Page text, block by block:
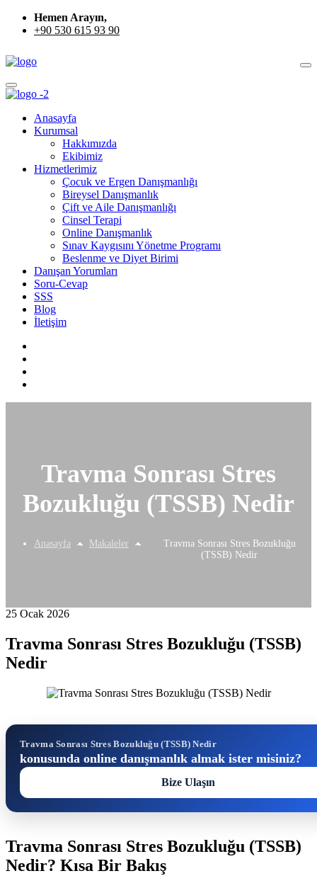
Hemen Arayın,
+90 530 615 93 90
Anasayfa
Kurumsal
Hakkımızda
Ekibimiz
Hizmetlerimiz
Çocuk ve Ergen Danışmanlığı
Bireysel Danışmanlık
Çift ve Aile Danışmanlığı
Cinsel Terapi
Online Danışmanlık
Sınav Kaygısını Yönetme Programı
Beslenme ve Diyet Birimi
Danışan Yorumları
Soru-Cevap
SSS
Blog
İletişim
Travma Sonrası Stres
Bozukluğu (TSSB) Nedir
Anasayfa Makaleler
Travma Sonrası Stres Bozukluğu
(TSSB) Nedir
25 Ocak 2026
Travma Sonrası Stres Bozukluğu (TSSB)
Nedir
Travma Sonrası Stres Bozukluğu (TSSB) Nedir
konusunda online danışmanlık almak ister misiniz?
Bize Ulaşın
Travma Sonrası Stres Bozukluğu (TSSB)
Nedir? Kısa Bir Bakış